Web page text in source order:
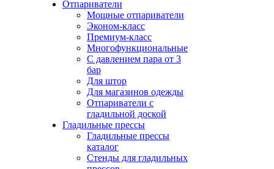
Отпариватели
Мощные отпариватели
Эконом-класс
Премиум-класс
Многофункциональные
С давлением пара от 3
бар
Для штор
Для магазинов одежды
Отпариватели с
гладильной доской
Гладильные прессы
Гладильные прессы
каталог
Стенды для гладильных